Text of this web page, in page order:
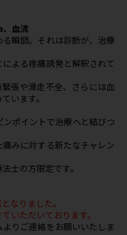
血流
瞬間。それは診断が、治療
よる疼痛誘発と解釈されて
張や滑走不全、さらには血
います。
ポイントで治療へと結びつ
みに対する新たなチャレン
士の方限定です。
なりました。
いただいております。
りご連絡をお願いいたしま